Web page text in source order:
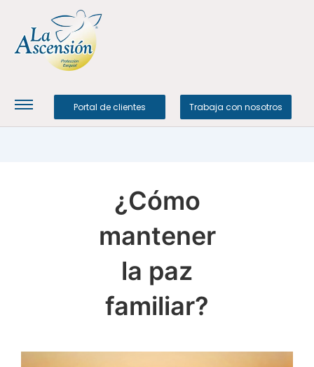
Portal de clientes Trabaja con nosotros
¿Cómo
mantener
la paz
familiar?